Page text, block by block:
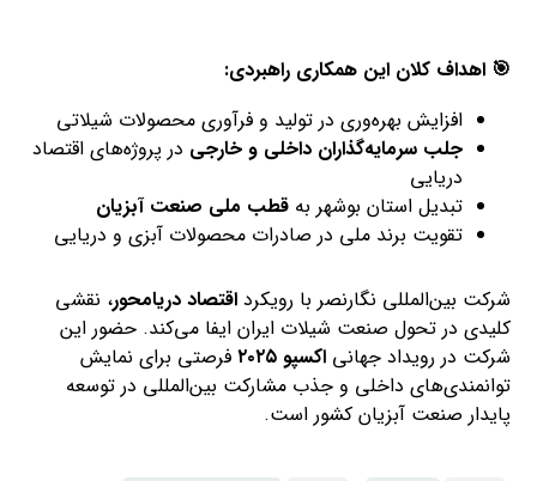
🎯 اهداف کلان این همکاری راهبردی:
افزایش بهره‌وری در تولید و فرآوری محصولات شیلاتی
جلب سرمایه‌گذاران داخلی و خارجی در پروژه‌های اقتصاد
دریایی
تبدیل استان بوشهر بهقطب ملی صنعت آبزیان
تقویت برند ملی در صادرات محصولات آبزی و دریایی
شرکت بین‌المللی نگارنصر با رویکرداقتصاد دریامحور، نقشی
کلیدی در تحول صنعت شیلات ایران ایفا می‌کند. حضور این
شرکت در رویداد جهانیاکسپو ۲۰۲۵
فرصتی برای نمایش
توانمندی‌های داخلی و جذب مشارکت بین‌المللی در توسعه
پایدار صنعت آبزیان کشور است.